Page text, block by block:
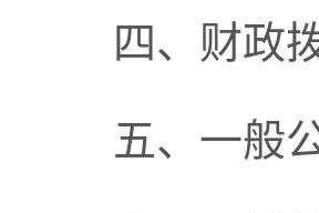
四、财政
五、一般